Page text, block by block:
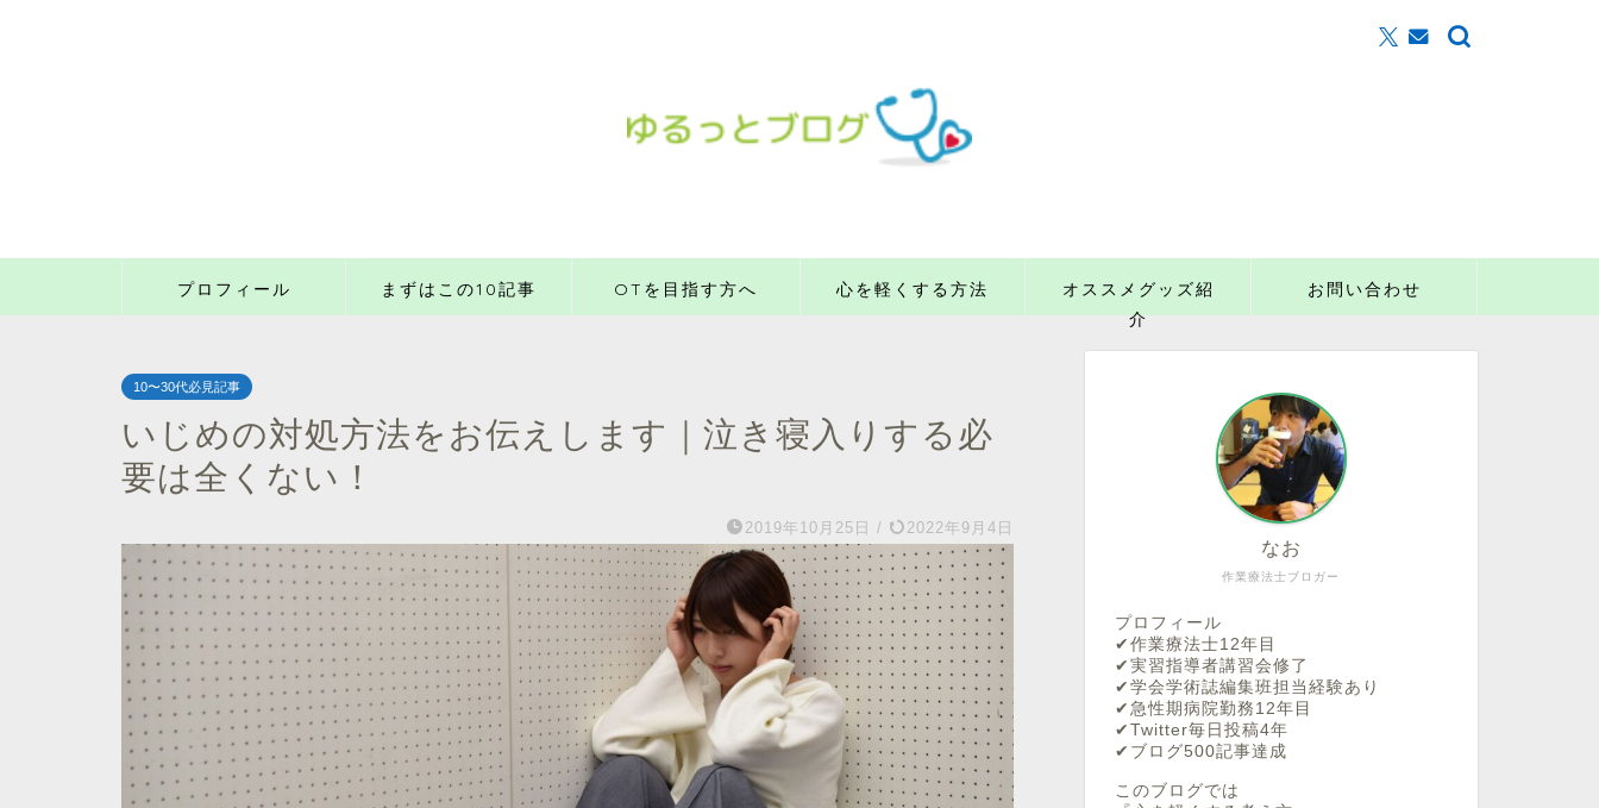
プロフィール まずはこの10記事 OTを目指す方へ 心を軽くする方法
オススメグッズ紹
介
お問い合わせ
10〜30代必見記事
いじめの対処方法をお伝えします｜泣き寝入りする必
要は全くない！
2019年10月25日 / 2022年9月4日
作業療法士ブロガー
なお
プロフィール
✔︎作業療法士12年目
✔︎実習指導者講習会修了
✔︎学会学術誌編集班担当経験あり
✔︎急性期病院勤務12年目
✔︎Twitter毎日投稿4年
✔︎ブログ500記事達成
このブログでは